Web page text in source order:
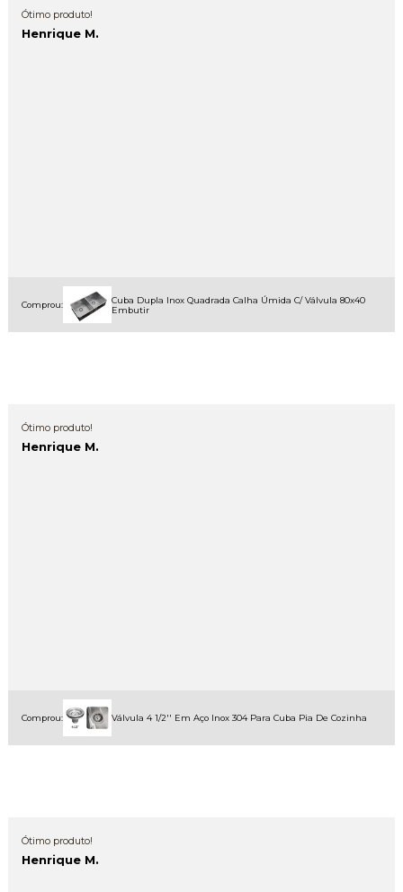
Ótimo produto!
Henrique M.
Comprou:
Cuba Dupla Inox Quadrada Calha Úmida C/ Válvula 80x40
Embutir
Ótimo produto!
Henrique M.
Comprou: Válvula 4 1/2'' Em Aço Inox 304 Para Cuba Pia De Cozinha
Ótimo produto!
Henrique M.